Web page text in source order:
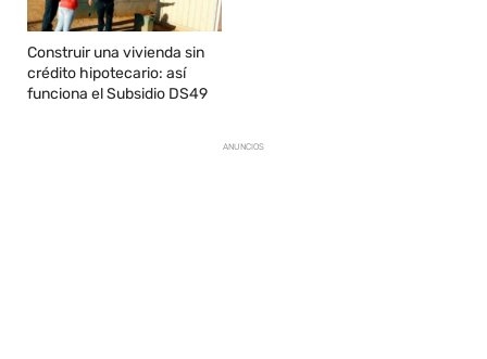
Construir una vivienda sin
crédito hipotecario: así
funciona el Subsidio DS49
ANUNCIOS